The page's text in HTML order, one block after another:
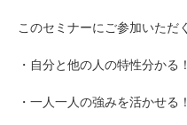
このセミナーにご参加いただ
・自分と他の人の特性分かる！
・一人一人の強みを活かせる！